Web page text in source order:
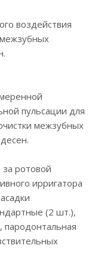
воздействия
пульсации для
межзубных
ротовой
ирригатора
(2 шт.),
пародонтальная